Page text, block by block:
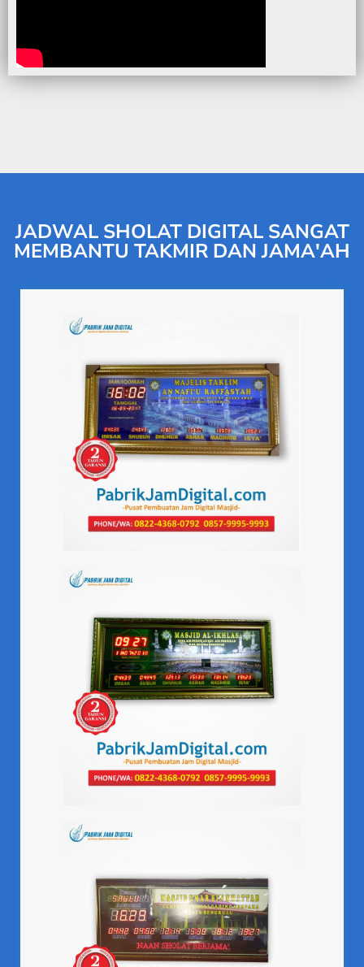
JADWAL SHOLAT DIGITAL SANGAT
MEMBANTU TAKMIR DAN JAMA'AH